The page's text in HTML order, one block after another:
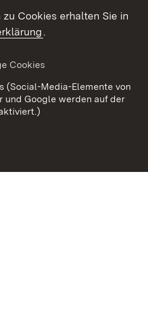
Benutzungshinweise
Cookies
Cookies erhalten Sie in
.
Cookies
(Social-Media-Elemente von
und Google werden auf der